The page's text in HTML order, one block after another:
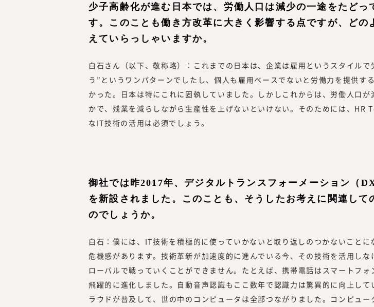
少子高齢化が進む日本では、労働人口は減少の一途をたどっ
す。このことも働き方改革に大きく影響する点ですが、どの
えていらっしゃいますか。
白石さん（以下、敬称略）：これまでの日本は、企業は雇用というスタイルで
う”というワンパターンでしたし、個人も雇用ベースでないと労働力を提供す
かった。日本は特にこれに固執していました。しかしこれからは、労働人口が
かで、残業を減らしながら生産性を上げないといけない。そのためには、HR
なIT技術の活用は必須でしょう。
御社では昨2017年、デジタルトランスフォーメーション（
を新設されました。このことも、そうしたお考えに関連して
のでしょうか。
白石：僕には、IT技術を積極的に使っていかないと取り返しのつかないことに
危機感があります。技術革新が加速度的に進んでいる今、その技術を活用しな
ローバルで戦っていくことができません。たとえば、携帯電話はスマートフォ
飛躍的に進化しました。自動音声認識もここ数年で認識力は驚異的に向上して
ラウドが普及して、世の中のコンピュータは全部つながりました。コンピュー